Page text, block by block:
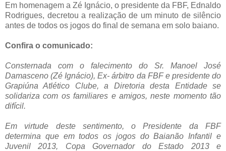
Em homenagem a Zé Ignácio, o presidente da FBF, Ednaldo
Rodrigues, decretou a realização de um minuto de silêncio
antes de todos os jogos do final de semana em solo baiano.
Confira o comunicado:
Consternada com o falecimento do Sr. Manoel José
Damasceno (Zé Ignácio), Ex- árbitro da FBF e presidente do
Grapiúna Atlético Clube, a Diretoria desta Entidade se
solidariza com os familiares e amigos, neste momento tão
difícil.
Em virtude deste sentimento, o Presidente da FBF
determina que em todos os jogos do Baianão Infantil e
Juvenil 2013, Copa Governador do Estado 2013 e